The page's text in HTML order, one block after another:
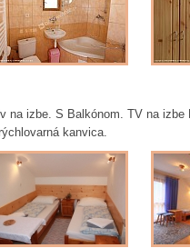
na izbe. S Balkónom. TV na
kanvica.